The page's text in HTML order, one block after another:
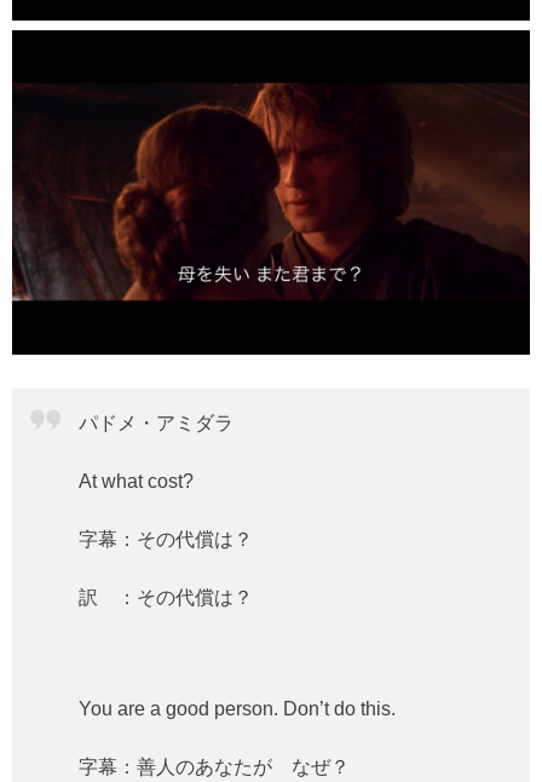
パドメ・アミダラ
At what cost?
字幕：その代償は？
訳 ：その代償は？
You are a good person. Don’t do this.
字幕：善人のあなたが なぜ？